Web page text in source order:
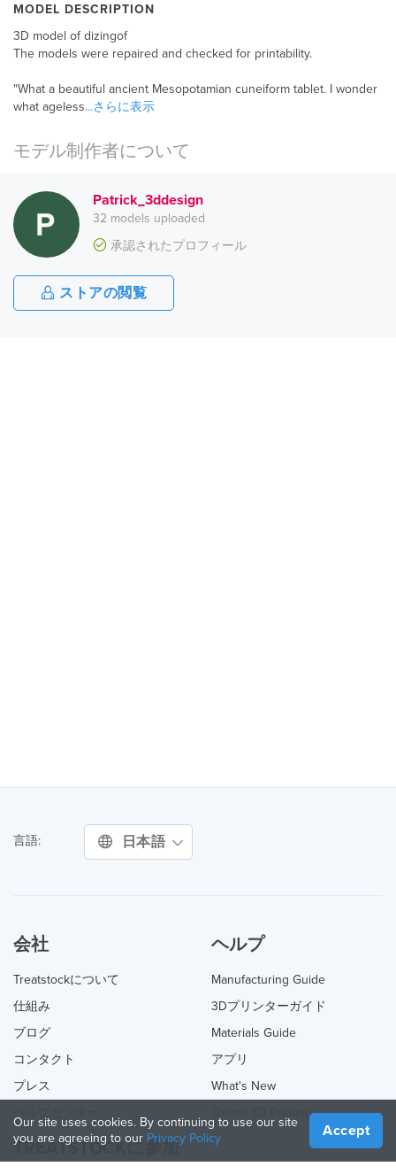
MODEL DESCRIPTION
3D model of dizingof
The models were repaired and checked for printability.
"What a beautiful ancient Mesopotamian cuneiform tablet. I wonder
what ageless...さらに表示
モデル制作者について
Patrick_3ddesign
32 models uploaded
承認されたプロフィール
ストアの閲覧
言語: 日本語
会社
Treatstockについて
仕組み
ブログ
コンタクト
プレス
ヘルプ
Manufacturing Guide
3Dプリンターガイド
Materials Guide
アプリ
What's New
Online 3D Printing
TREATSTOCKに参加
Our site uses cookies. By continuing to use our site
you are agreeing to our Privacy Policy Accept